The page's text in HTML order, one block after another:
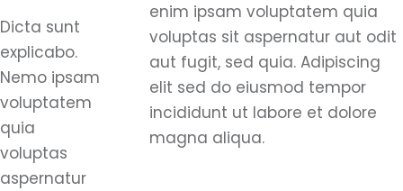
Dicta sunt
explicabo.
Nemo ipsam
voluptatem
quia
voluptas
aspernatur
enim ipsam voluptatem quia
voluptas sit aspernatur aut odit
aut fugit, sed quia. Adipiscing
elit sed do eiusmod tempor
incididunt ut labore et dolore
magna aliqua.